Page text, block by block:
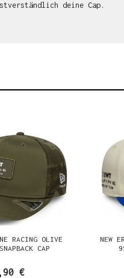
deine Cap.
RACING OLIVE
CAP
€
NEW